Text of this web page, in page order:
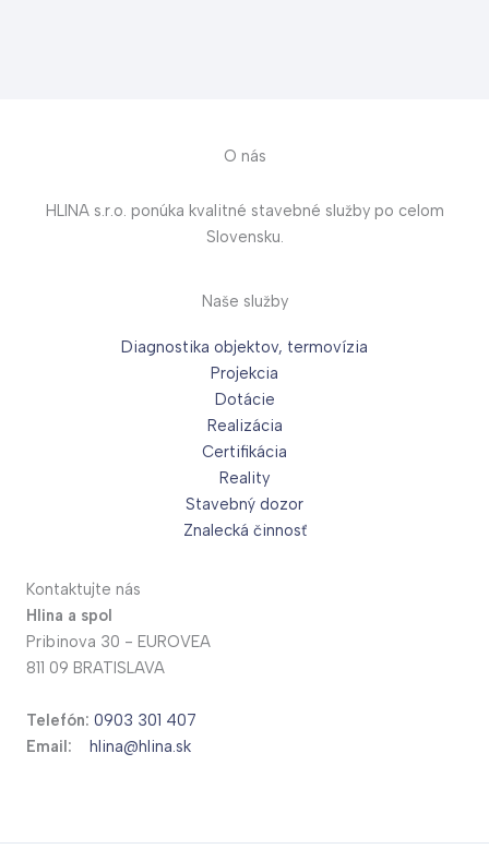
O nás
HLINA s.r.o. ponúka kvalitné stavebné služby po celom
Slovensku.
Naše služby
Diagnostika objektov, termovízia
Projekcia
Dotácie
Realizácia
Certifikácia
Reality
Stavebný dozor
Znalecká činnosť
Kontaktujte nás
Hlina a spol
Pribinova 30 - EUROVEA
811 09 BRATISLAVA
Telefón: 0903 301 407
Email:
hlina@hlina.sk